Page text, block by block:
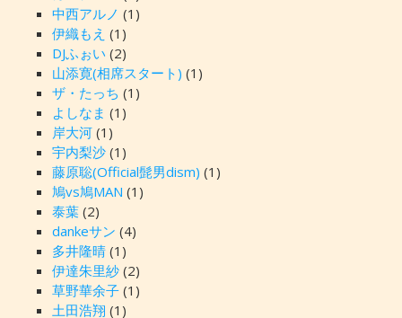
中西アルノ (1)
伊織もえ (1)
DJふぉい (2)
山添寛(相席スタート) (1)
ザ・たっち (1)
よしなま (1)
岸大河(1)
宇内梨沙(1)
藤原聡(Official髭男dism) (1)
鳩vs鳩MAN (1)
泰葉(2)
dankeサン (4)
多井隆晴(1)
伊達朱里紗(2)
草野華余子(1)
土田浩翔 (1)